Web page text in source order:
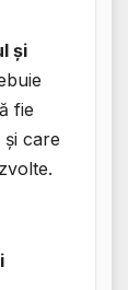
și
fie
care